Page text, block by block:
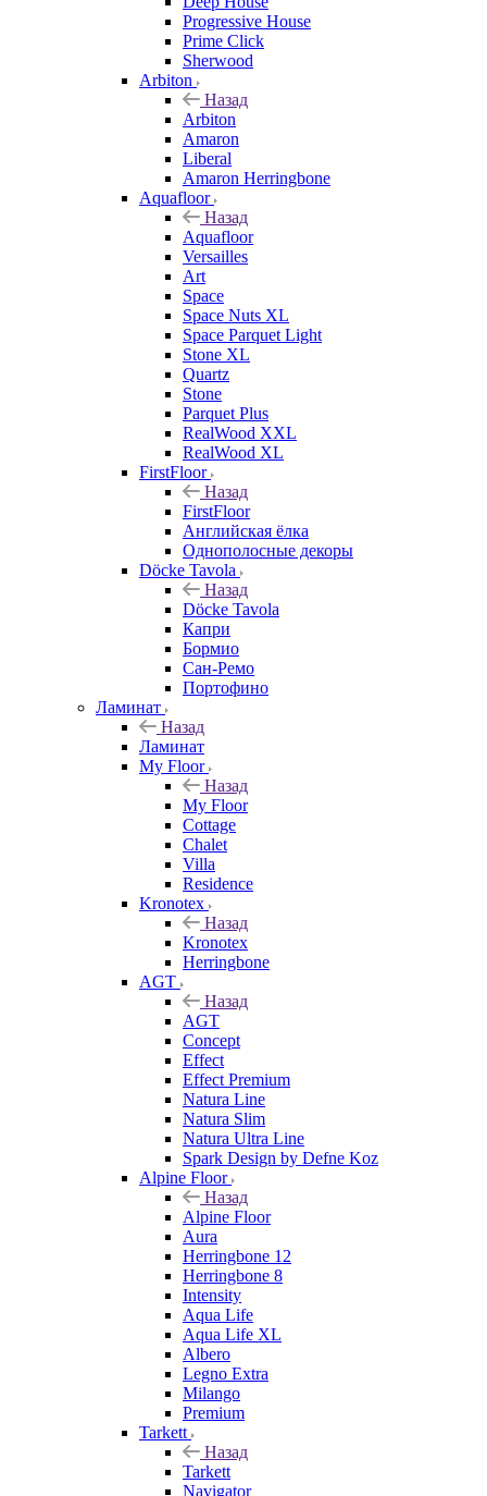
Progressive House
Prime Click
Sherwood
Arbiton
Назад
Arbiton
Amaron
Liberal
Amaron Herringbone
Aquafloor
Назад
Aquafloor
Versailles
Art
Space
Space Nuts XL
Space Parquet Light
Stone XL
Quartz
Stone
Parquet Plus
RealWood XXL
RealWood XL
FirstFloor
Назад
FirstFloor
Английская ёлка
Однополосные декоры
Döcke Tavola
Назад
Döcke Tavola
Капри
Бормио
Сан-Ремо
Портофино
Ламинат
Назад
Ламинат
My Floor
Назад
My Floor
Cottage
Chalet
Villa
Residence
Kronotex
Назад
Kronotex
Herringbone
AGT
Назад
AGT
Concept
Effect
Effect Premium
Natura Line
Natura Slim
Natura Ultra Line
Spark Design by Defne Koz
Alpine Floor
Назад
Alpine Floor
Aura
Herringbone 12
Herringbone 8
Intensity
Aqua Life
Aqua Life XL
Albero
Legno Extra
Milango
Premium
Tarkett
Назад
Tarkett
Navigator